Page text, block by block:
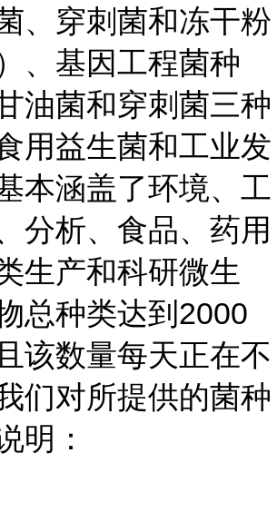
、穿刺菌和冻干粉
、基因工程菌种
油菌和穿刺菌三种
用益生菌和工业发
本涵盖了环境、工
分析、食品、药用
生产和科研微生
总种类达到2000
该数量每天正在不
们对所提供的菌种
明：